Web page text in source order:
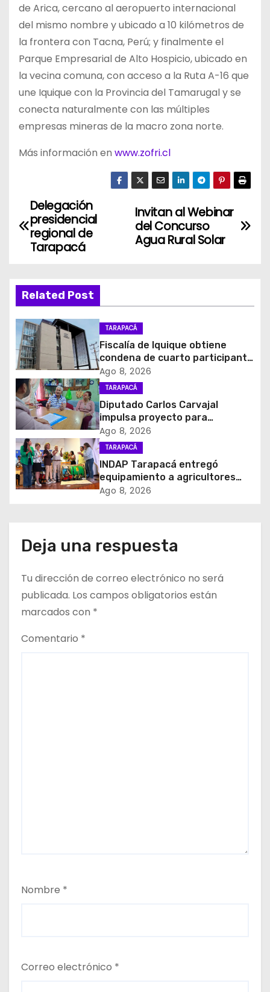
de Arica, cercano al aeropuerto internacional
del mismo nombre y ubicado a 10 kilómetros de
la frontera con Tacna, Perú; y finalmente el
Parque Empresarial de Alto Hospicio, ubicado en
la vecina comuna, con acceso a la Ruta A-16 que
une Iquique con la Provincia del Tamarugal y se
conecta naturalmente con las múltiples
empresas mineras de la macro zona norte.
Más información en www.zofri.cl
N
a
e
g
a
c
i
ó
n
d
e
n
r
a
d
Invitan al Webinar
del Concurso
Agua Rural Solar
Delegación
presidencial
regional de
Tarapacá
Related Post
TARAPACÁ
Fiscalía de Iquique obtiene
condena de cuarto participante
en violento asalto a
comerciante
Ago 8, 2026
TARAPACÁ
Diputado Carlos Carvajal
impulsa proyecto para
homenajear en vida al campeón
mundial Raúl Choque
Ago 8, 2026
TARAPACÁ
INDAP Tarapacá entregó
equipamiento a agricultores
para prevenir la mosca de la
Ago 8, 2026
Deja una respuesta
Tu dirección de correo electrónico no será
publicada. Los campos obligatorios están
marcados con *
Comentario *
Nombre *
Correo electrónico *